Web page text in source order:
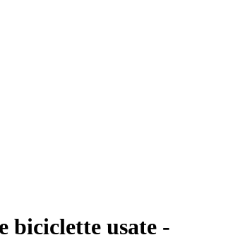
biciclette usate -